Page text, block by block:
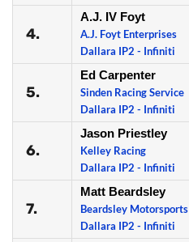
4.
A.J. IV Foyt
A.J. Foyt Enterprises
Dallara IP2 - Infiniti
5.
Ed Carpenter
Sinden Racing Service
Dallara IP2 - Infiniti
6.
Jason Priestley
Kelley Racing
Dallara IP2 - Infiniti
7.
Matt Beardsley
Beardsley Motorsports
Dallara IP2 - Infiniti